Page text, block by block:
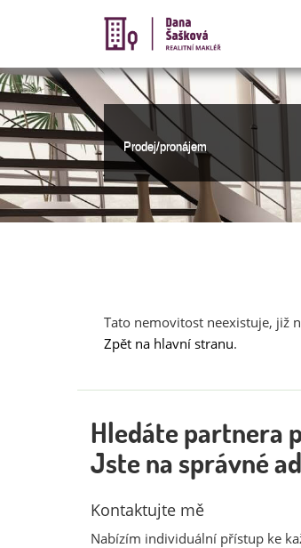
Prodej/pronájem
Tato nemovitost neexistuje, již
Zpět na hlavní stranu.
Hledáte partnera
Jste na správné
Kontaktujte mě
Nabízím individuální přístup ke